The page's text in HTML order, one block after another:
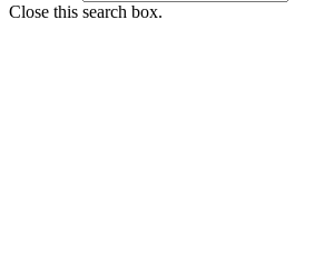
Close this search box.